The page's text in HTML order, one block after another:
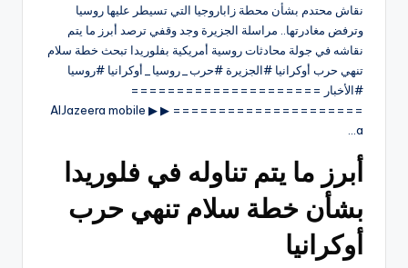
نقاش محتدم بشأن محطة زاباروجيا التي تسيطر عليها روسيا
وترفض مغادرتها.. مراسلة الجزيرة وجد وقفي ترصد أبرز ما يتم
نقاشه في جولة محادثات روسية أمريكية بفلوريدا تبحث خطة سلام
تنهي حرب أوكرانيا #الجزيرة #حرب_روسيا_أوكرانيا #روسيا
#الأخبار =====================
===================== ▶ ▶ AlJazeera mobile
a…
أبرز ما يتم تناوله في فلوريدا
بشأن خطة سلام تنهي حرب
أوكرانيا